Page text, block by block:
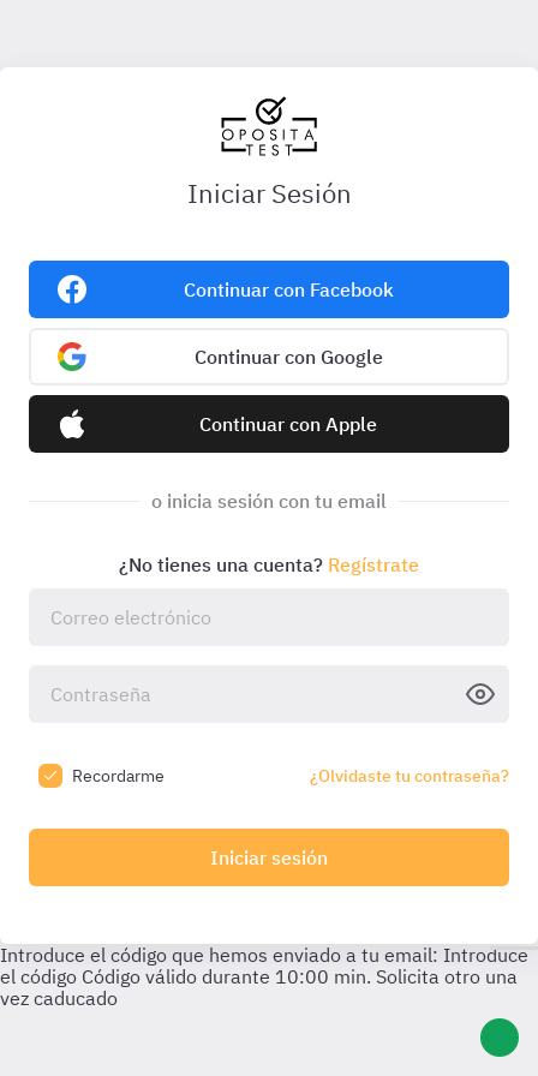
Iniciar Sesión
Continuar con Facebook
Continuar con Google
Continuar con Apple
o inicia sesión con tu email
¿No tienes una cuenta? Regístrate
Recordarme ¿Olvidaste tu contraseña?
Iniciar sesión
Introduce el código que hemos enviado a tu email: Introduce
el código Código válido durante 10:00 min. Solicita otro una
vez caducado